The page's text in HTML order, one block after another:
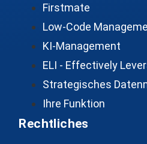
Firstmate
Low-Code
KI-Management
ELI - Effectively
Strategisches
Ihre Funktion
Rechtliches